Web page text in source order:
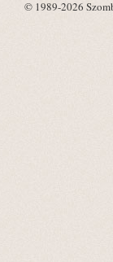
© 1989-2026